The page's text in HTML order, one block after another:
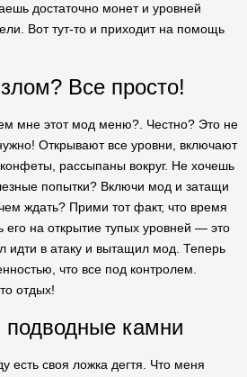
достаточно монет и уровней
Вот тут-то и приходит на помощь
Все просто!
мне этот мод меню?. Честно? Это не
Открывают все уровни, включают
конфеты, рассыпаны вокруг. Не хочешь
попытки? Включи мод и затащи
ждать? Прими тот факт, что время
его на открытие тупых уровней — это
в атаку и вытащил мод. Теперь
что все под контролем.
отдых!
подводные камни
есть своя ложка дегтя. Что меня